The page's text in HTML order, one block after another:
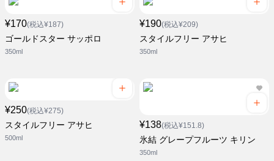
¥170(税込¥187)
ゴールドスター サッポロ
350ml
¥190(税込¥209)
スタイルフリー アサヒ
350ml
¥250(税込¥275)
スタイルフリー アサヒ
500ml
¥138(税込¥151.8)
氷結 グレープフルーツ キリン
350ml